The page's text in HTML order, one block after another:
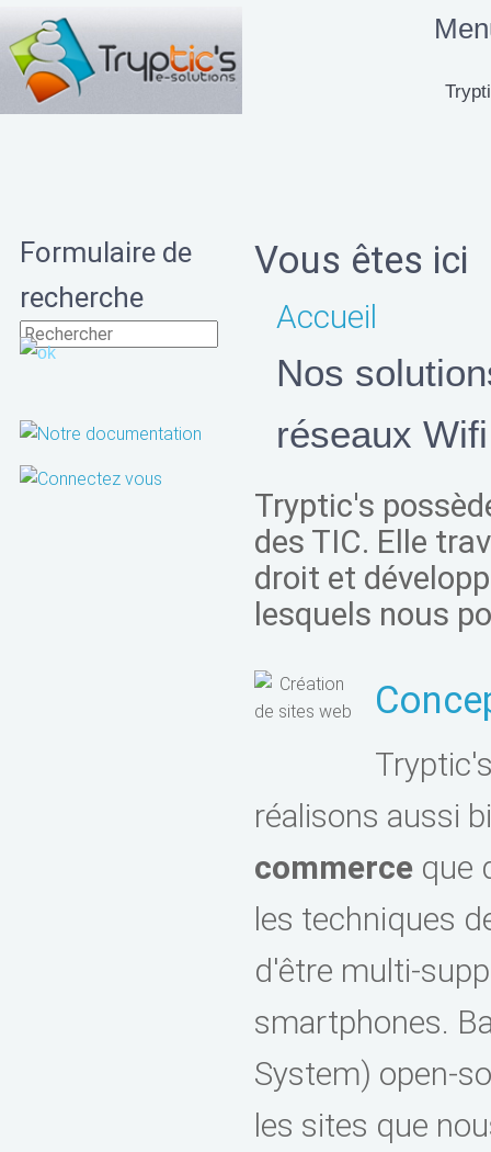
Vous êtes ici
Accueil
Nos
réseaux
Tryptic's
des TIC. Elle
droit et
lesquels nous
réalisons aussi
commerce que
les techniques
d'être multi-
smartphones.
System) open-
les sites que
Formulaire de
recherche